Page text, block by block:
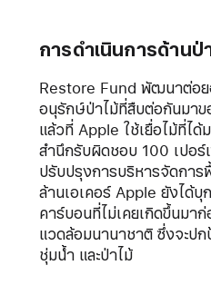
การดำเนินการด้าน
Restore Fund พัฒนาต่อ
อนุรักษ์ป่าไม้ที่สืบต่อกันมา
แล้วที่ Apple ใช้เยื่อไม้ที่ไ
สำนึกรับผิดชอบ 100 เปอ
ปรับปรุงการบริหารจัดการ
ล้านเอเคอร์ Apple ยังได้บุ
คาร์บอนที่ไม่เคยเกิดขึ้นม
แวดล้อมนานาชาติ ซึ่งจะป
ชุ่มน้ำ และป่าไม้